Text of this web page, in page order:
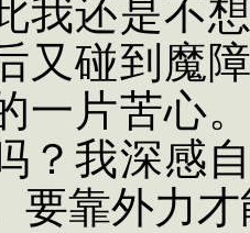
我还是不
又碰到魔
一片苦心
？我深感
要靠外力